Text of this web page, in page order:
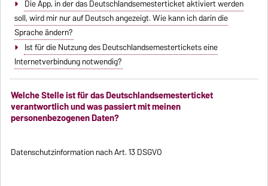
Die App, in der das Deutschlandsemesterticket aktiviert werden
soll, wird mir nur auf Deutsch angezeigt. Wie kann ich darin die
Sprache ändern?
Ist für die Nutzung des Deutschlandsemestertickets eine
Internetverbindung notwendig?
Welche Stelle ist für das Deutschlandsemesterticket
verantwortlich und was passiert mit meinen
personenbezogenen Daten?
Datenschutzinformation nach Art. 13 DSGVO